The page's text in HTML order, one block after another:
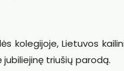
kolegijoje, Lietuvos
triušių parodą.